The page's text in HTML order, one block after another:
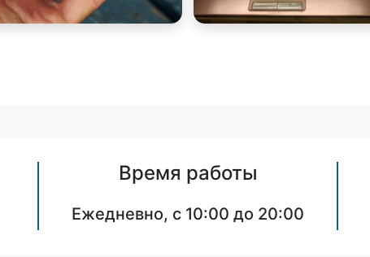
Время работы
Ежедневно, с 10:00 до 20:00